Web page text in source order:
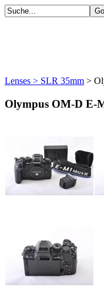
Lenses > SLR 35mm >
Olympus OM-D E-